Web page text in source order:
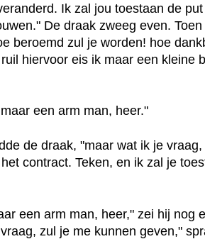
Ik zal jou toestaan de
De draak zweeg even.
beroemd zul je worden! hoe
hiervoor eis ik maar een kleine
een arm man, heer."
de draak, "maar wat ik je
contract. Teken, en ik zal je
een arm man, heer," zei hij nog
zul je me kunnen geven,"